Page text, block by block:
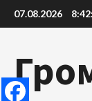
Skip
to
07.08.2026